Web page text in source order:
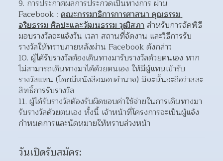
การประกาศผลการประกวดเป็นทางการ ผ่าน
Facebook : คณะกรรมาธิการการศาสนา คุณธรรม
จริยธรรม ศิลปะและวัฒนธรรม วุฒิสภา สำหรับการจัดพิธี
มอบรางวัลจะแจ้งวัน เวลา สถานที่จัดงาน และวิธีการรับ
รางวัลให้ทราบภายหลังผ่าน Facebook ดังกล่าว
ผู้ได้รับรางวัลต้องเดินทางมารับรางวัลด้วยตนเอง หาก
ไม่สามารถเดินทางมาได้ด้วยตนเอง ให้มีผู้แทนเข้ารับ
รางวัลแทน (โดยมีหนังสือมอบอำนาจ) มิฉะนั้นจะถือว่าสละ
สิทธิ์การรับรางวัล
ผู้ได้รับรางวัลต้องรับผิดชอบค่าใช้จ่ายในการเดินทางมา
รับรางวัลด้วยตนเอง ทั้งนี้ เจ้าหน้าที่โครงการจะเป็นผู้แจ้ง
กำหนดการและนัดหมายให้ทราบล่วงหน้า
วันเปิดรับสมัคร: